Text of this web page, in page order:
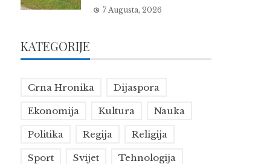
7 Augusta, 2026
KATEGORIJE
Crna Hronika Dijaspora
Ekonomija Kultura Nauka
Politika Regija Religija
Sport Svijet Tehnologija